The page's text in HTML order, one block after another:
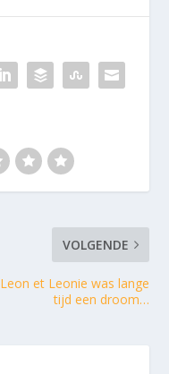
VOLGENDE
Leon et Leonie was lange
tijd een droom…